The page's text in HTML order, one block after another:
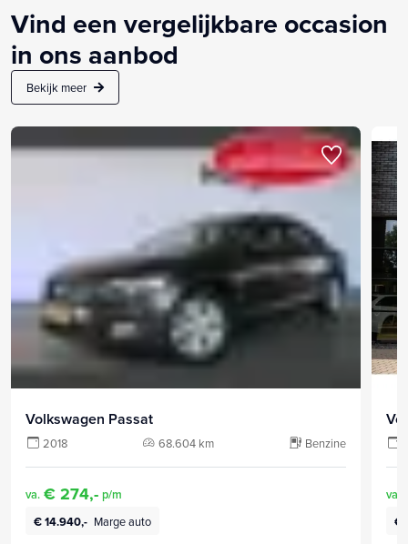
Vind een vergelijkbare occasion
in ons aanbod
Bekijk meer
Volkswagen Passat
2018 68.604 km Benzine
va. € 274,- p/m
€ 14.940,- Marge auto
va.
€